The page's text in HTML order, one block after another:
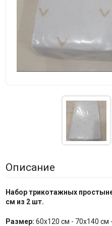
Описание
Набор трикотажных
см из 2 шт.
Размер: 60х120 см - 70х140 см